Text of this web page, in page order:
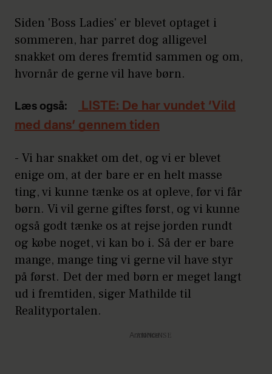
Siden 'Boss Ladies' er blevet optaget i
sommeren, har parret dog alligevel
snakket om deres fremtid sammen og om,
hvornår de gerne vil have børn.
Læs også:
LISTE: De har vundet ‘Vild
med dans’ gennem tiden
- Vi har snakket om det, og vi er blevet
enige om, at der bare er en helt masse
ting, vi kunne tænke os at opleve, før vi får
børn. Vi vil gerne giftes først, og vi kunne
også godt tænke os at rejse jorden rundt
og købe noget, vi kan bo i. Så der er bare
mange, mange ting vi gerne vil have styr
på først. Det der med børn er meget langt
ud i fremtiden, siger Mathilde til
Realityportalen.
Annonce